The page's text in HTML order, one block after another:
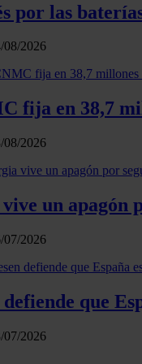
por las
08/2026
fija en 38,7
08/2026
un apagón
07/2026
defiende que
07/2026